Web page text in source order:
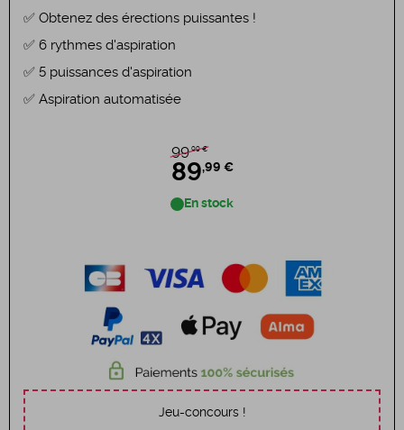
Obtenez des érections puissantes !
6 rythmes d'aspiration
5 puissances d'aspiration
Aspiration automatisée
99,99 €
89,99 €
En stock
Jeu-concours !